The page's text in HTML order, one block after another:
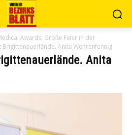
Awards: Große Feier in der
Brigittenauerlände. Anita Wehrenfennig
Anita